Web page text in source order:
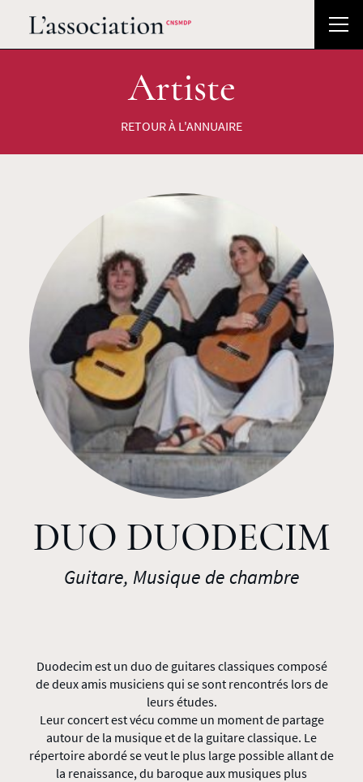
Artiste
RETOUR À L'ANNUAIRE
DUO DUODECIM
Guitare, Musique de chambre
Duodecim est un duo de guitares classiques composé
de deux amis musiciens qui se sont rencontrés lors de
leurs études.
Leur concert est vécu comme un moment de partage
autour de la musique et de la guitare classique. Le
répertoire abordé se veut le plus large possible allant de
la renaissance, du baroque aux musiques plus